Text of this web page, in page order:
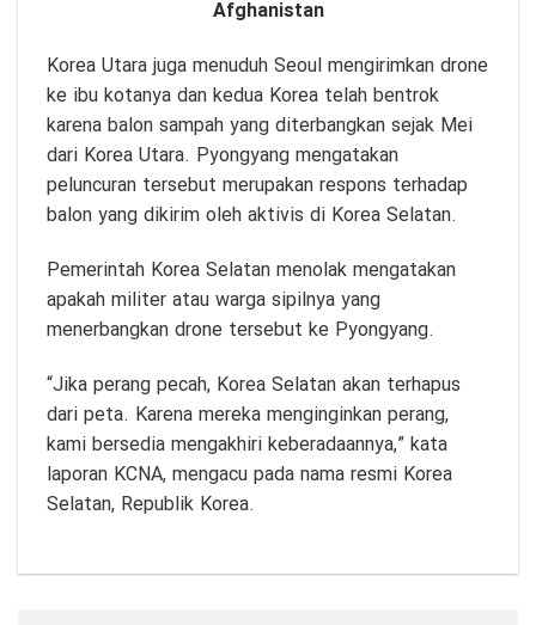
Afghanistan
Korea Utara juga menuduh Seoul mengirimkan drone
ke ibu kotanya dan kedua Korea telah bentrok
karena balon sampah yang diterbangkan sejak Mei
dari Korea Utara. Pyongyang mengatakan
peluncuran tersebut merupakan respons terhadap
balon yang dikirim oleh aktivis di Korea Selatan.
Pemerintah Korea Selatan menolak mengatakan
apakah militer atau warga sipilnya yang
menerbangkan drone tersebut ke Pyongyang.
“Jika perang pecah, Korea Selatan akan terhapus
dari peta. Karena mereka menginginkan perang,
kami bersedia mengakhiri keberadaannya,” kata
laporan KCNA, mengacu pada nama resmi Korea
Selatan, Republik Korea.